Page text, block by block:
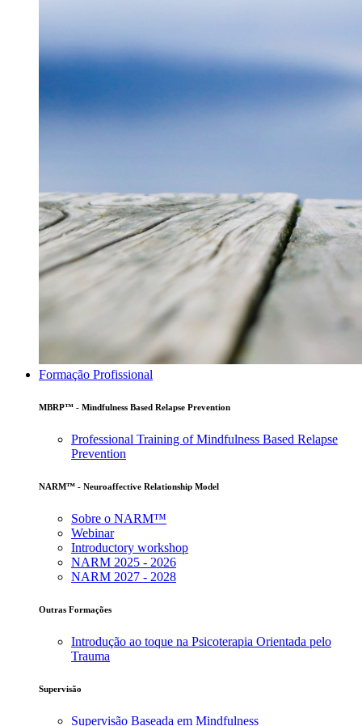
Formação Profissional
MBRP™ - Mindfulness Based Relapse Prevention
Professional Training of Mindfulness Based Relapse
Prevention
NARM™ - Neuroaffective Relationship Model
Sobre o NARM™
Webinar
Introductory workshop
NARM 2025 - 2026
NARM 2027 - 2028
Outras Formações
Introdução ao toque na Psicoterapia Orientada pelo
Trauma
Supervisão
Supervisão Baseada em Mindfulness